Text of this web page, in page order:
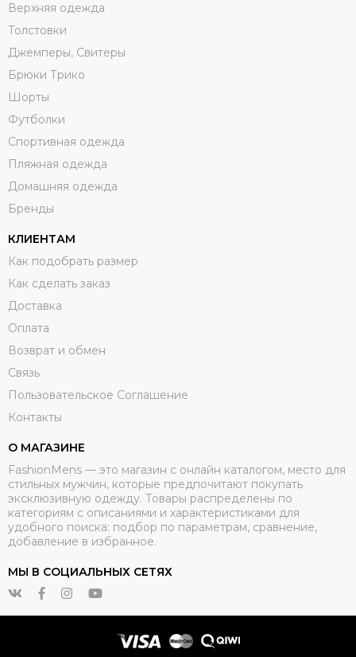
Верхняя одежда
Толстовки
Джемперы, Свитеры
Брюки Трико
Шорты
Футболки
Спортивная одежда
Пляжная одежда
Домашняя одежда
Бренды
КЛИЕНТАМ
Как подобрать размер
Как сделать заказ
Доставка
Оплата
Возврат и обмен
Связь
Пользовательское Соглашение
Контакты
О МАГАЗИНЕ
FashionMens — это магазин с онлайн каталогом, место для
стильных мужчин, которые предпочитают покупать
эксклюзивную одежду. Товары распределены по
категориям с описаниями и характеристиками для
удобного поиска: подбор по параметрам, сравнение,
добавление в избранное.
МЫ В СОЦИАЛЬНЫХ СЕТЯХ